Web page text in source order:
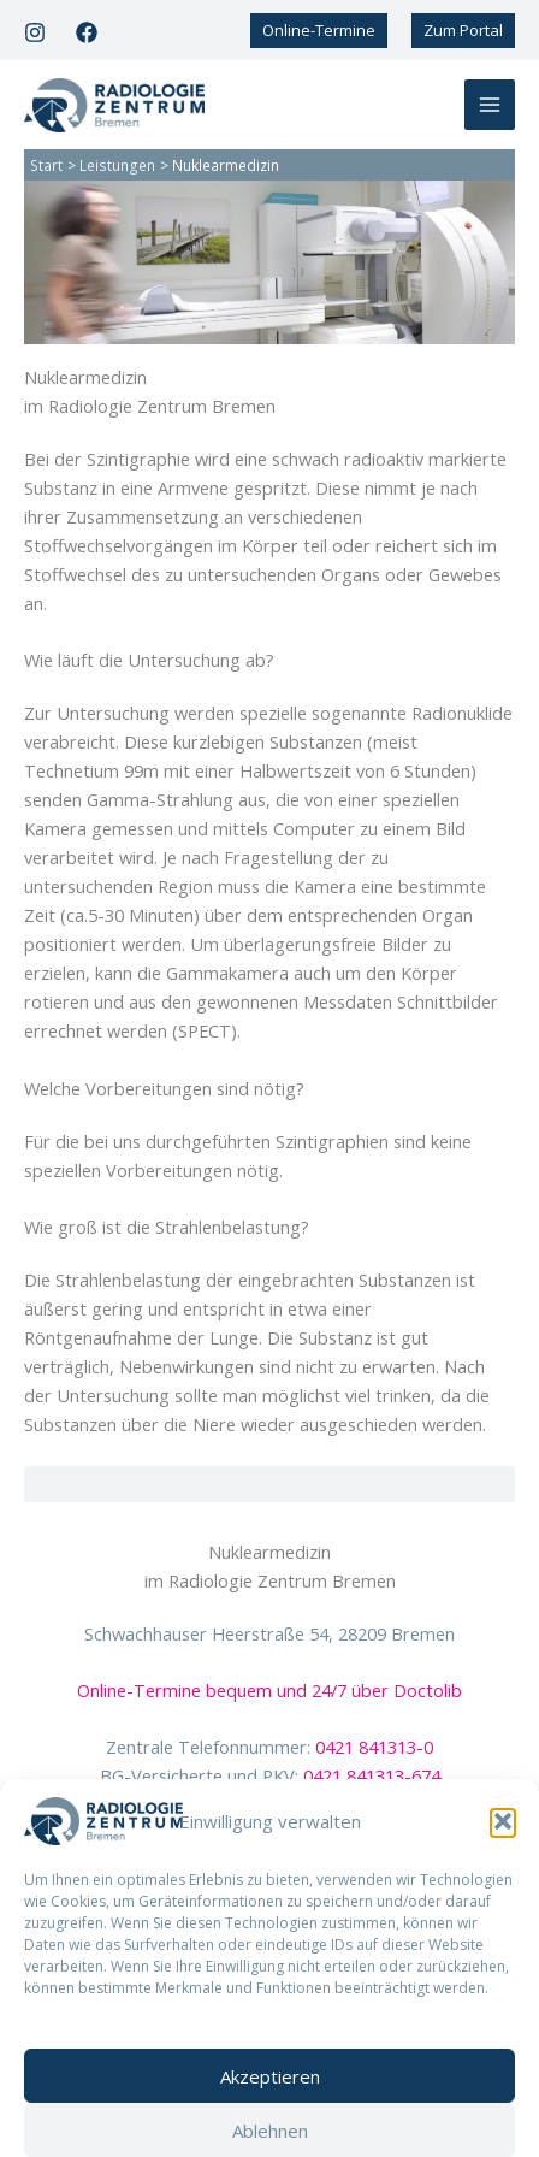
Einwilligung verwalten
Um Ihnen ein optimales Erlebnis zu bieten, verwenden wir Technologien
wie Cookies, um Geräteinformationen zu speichern und/oder darauf
zuzugreifen. Wenn Sie diesen Technologien zustimmen, können wir
Daten wie das Surfverhalten oder eindeutige IDs auf dieser Website
verarbeiten. Wenn Sie Ihre Einwilligung nicht erteilen oder zurückziehen,
können bestimmte Merkmale und Funktionen beeinträchtigt werden.
Akzeptieren
Ablehnen
Inhalt
Online-Termine Zum Portal
Start Leistungen Nuklearmedizin
Nuklearmedizin
im Radiologie Zentrum Bremen
Bei der Szintigraphie wird eine schwach radioaktiv markierte
Substanz in eine Armvene gespritzt. Diese nimmt je nach
ihrer Zusammensetzung an verschiedenen
Stoffwechselvorgängen im Körper teil oder reichert sich im
Stoffwechsel des zu untersuchenden Organs oder Gewebes
an.
Wie läuft die Untersuchung ab?
Zur Untersuchung werden spezielle sogenannte Radionuklide
verabreicht. Diese kurzlebigen Substanzen (meist
Technetium 99m mit einer Halbwertszeit von 6 Stunden)
senden Gamma-Strahlung aus, die von einer speziellen
Kamera gemessen und mittels Computer zu einem Bild
verarbeitet wird. Je nach Fragestellung der zu
untersuchenden Region muss die Kamera eine bestimmte
Zeit (ca.5-30 Minuten) über dem entsprechenden Organ
positioniert werden. Um überlagerungsfreie Bilder zu
erzielen, kann die Gammakamera auch um den Körper
rotieren und aus den gewonnenen Messdaten Schnittbilder
errechnet werden (SPECT).
Welche Vorbereitungen sind nötig?
Für die bei uns durchgeführten Szintigraphien sind keine
speziellen Vorbereitungen nötig.
Wie groß ist die Strahlenbelastung?
Die Strahlenbelastung der eingebrachten Substanzen ist
äußerst gering und entspricht in etwa einer
Röntgenaufnahme der Lunge. Die Substanz ist gut
verträglich, Nebenwirkungen sind nicht zu erwarten. Nach
der Untersuchung sollte man möglichst viel trinken, da die
Substanzen über die Niere wieder ausgeschieden werden.
Nuklearmedizin
im Radiologie Zentrum Bremen
Schwachhauser Heerstraße 54, 28209 Bremen
Online-Termine bequem und 24/7 über Doctolib
Zentrale Telefonnummer: 0421 841313-0
BG-Versicherte und PKV: 0421 841313-674